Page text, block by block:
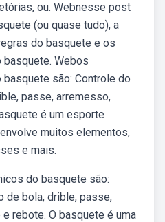
ou. Webnesse post
(ou quase tudo), a
do basquete e os
Webos
são: Controle do
passe, arremesso,
é um esporte
muitos elementos,
e mais.
do basquete são:
de bola, drible, passe,
rebote. O basquete é uma